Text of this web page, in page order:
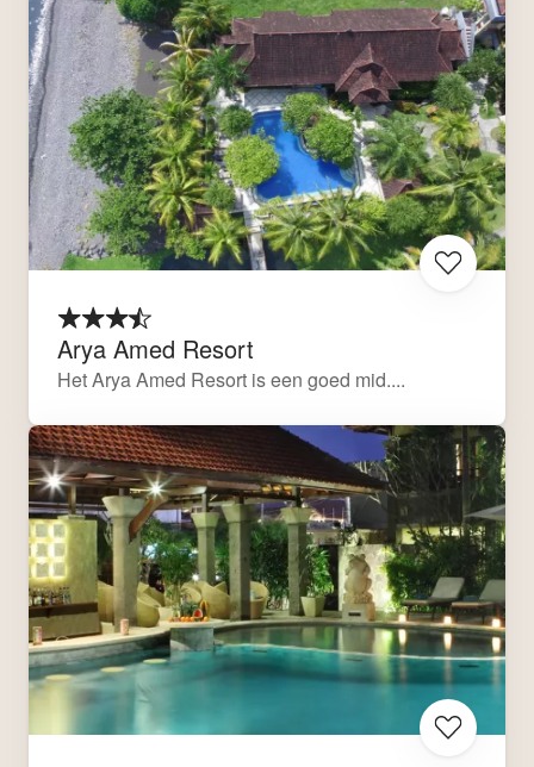
Arya Amed Resort
Het Arya Amed Resort is een goed mid....